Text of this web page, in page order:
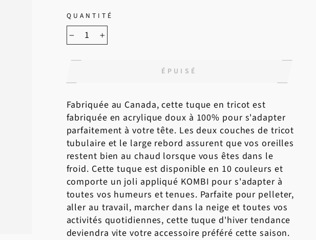
QUANTITÉ
− +
ÉPUISÉ
Fabriquée au Canada, cette tuque en tricot est
fabriquée en acrylique doux à 100% pour s'adapter
parfaitement à votre tête. Les deux couches de tricot
tubulaire et le large rebord assurent que vos oreilles
restent bien au chaud lorsque vous êtes dans le
froid. Cette tuque est disponible en 10 couleurs et
comporte un joli appliqué KOMBI pour s'adapter à
toutes vos humeurs et tenues. Parfaite pour pelleter,
aller au travail, marcher dans la neige et toutes vos
activités quotidiennes, cette tuque d'hiver tendance
deviendra vite votre accessoire préféré cette saison.